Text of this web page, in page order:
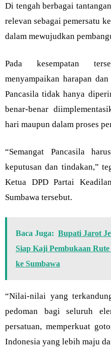
Di tengah berbagai
relevan sebagai pemersatu
dalam mewujudkan
Pada kesempatan
menyampaikan harapan
Pancasila tidak hanya
benar-benar
hari maupun dalam proses
“Semangat Pancasila
keputusan dan tindakan,”
Ketua DPD Partai
Sumbawa tersebut.
Baca Juga: Bupati Jarot
Siap Kaji Pembukaan
ke Sumbawa
“Nilai-nilai yang
pedoman bagi seluruh
persatuan, memperkuat
Indonesia yang lebih maju